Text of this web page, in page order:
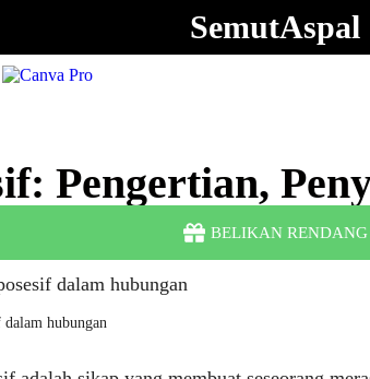
SemutAspal
Pengertian,
BELIKAN RENDANG
dalam hubungan